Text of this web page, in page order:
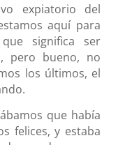
expiatorio del
aquí para
significa ser
pero bueno, no
los últimos, el
que había
felices, y estaba